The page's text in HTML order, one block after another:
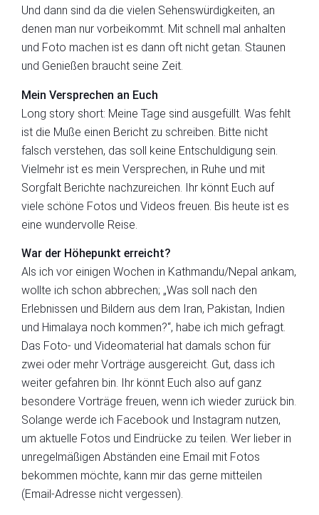
Und dann sind da die vielen Sehenswürdigkeiten, an
denen man nur vorbeikommt. Mit schnell mal anhalten
und Foto machen ist es dann oft nicht getan. Staunen
und Genießen braucht seine Zeit.
Mein Versprechen an Euch
Long story short: Meine Tage sind ausgefüllt. Was fehlt
ist die Muße einen Bericht zu schreiben. Bitte nicht
falsch verstehen, das soll keine Entschuldigung sein.
Vielmehr ist es mein Versprechen, in Ruhe und mit
Sorgfalt Berichte nachzureichen. Ihr könnt Euch auf
viele schöne Fotos und Videos freuen. Bis heute ist es
eine wundervolle Reise.
War der Höhepunkt erreicht?
Als ich vor einigen Wochen in Kathmandu/Nepal ankam,
wollte ich schon abbrechen; „Was soll nach den
Erlebnissen und Bildern aus dem Iran, Pakistan, Indien
und Himalaya noch kommen?“, habe ich mich gefragt.
Das Foto- und Videomaterial hat damals schon für
zwei oder mehr Vorträge ausgereicht. Gut, dass ich
weiter gefahren bin. Ihr könnt Euch also auf ganz
besondere Vorträge freuen, wenn ich wieder zurück bin.
Solange werde ich Facebook und Instagram nutzen,
um aktuelle Fotos und Eindrücke zu teilen. Wer lieber in
unregelmäßigen Abständen eine Email mit Fotos
bekommen möchte, kann mir das gerne mitteilen
(Email-Adresse nicht vergessen).